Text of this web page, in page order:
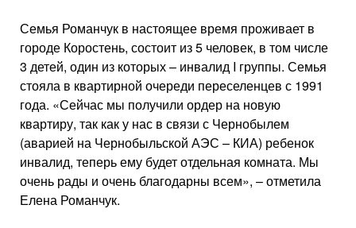
Семья Романчук в настоящее время проживает в
городе Коростень, состоит из 5 человек, в том числе
3 детей, один из которых – инвалид I группы. Семья
стояла в квартирной очереди переселенцев с 1991
года. «Сейчас мы получили ордер на новую
квартиру, так как у нас в связи с Чернобылем
(аварией на Чернобыльской АЭС – КИА) ребенок
инвалид, теперь ему будет отдельная комната. Мы
очень рады и очень благодарны всем», – отметила
Елена Романчук.